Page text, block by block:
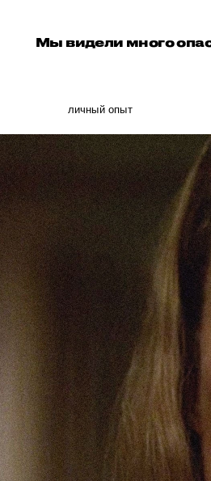
Мы видели много
личный опыт